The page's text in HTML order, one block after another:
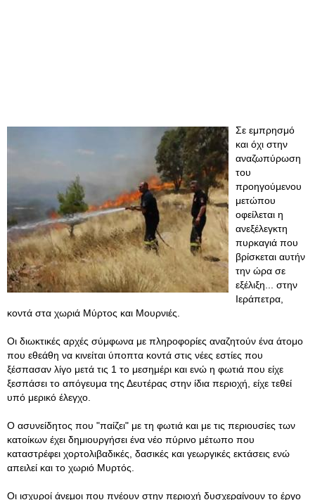
Σε εμπρησμό
και όχι στην
αναζωπύρωση
του
προηγούμενου
μετώπου
οφείλεται η
ανεξέλεγκτη
πυρκαγιά που
βρίσκεται αυτήν
την ώρα σε
εξέλιξη... στην
Ιεράπετρα,
κοντά στα χωριά Μύρτος και Μουρνιές.
Οι διωκτικές αρχές σύμφωνα με πληροφορίες αναζητούν ένα άτομο
που εθεάθη να κινείται ύποπτα κοντά στις νέες εστίες που
ξέσπασαν λίγο μετά τις 1 το μεσημέρι και ενώ η φωτιά που είχε
ξεσπάσει το απόγευμα της Δευτέρας στην ίδια περιοχή, είχε τεθεί
υπό μερικό έλεγχο.
Ο ασυνείδητος που "παίζει" με τη φωτιά και με τις περιουσίες των
κατοίκων έχει δημιουργήσει ένα νέο πύρινο μέτωπο που
καταστρέφει χορτολιβαδικές, δασικές και γεωργικές εκτάσεις ενώ
απειλεί και το χωριό Μυρτός.
Οι ισχυροί άνεμοι που πνέουν στην περιοχή δυσχεραίνουν το έργο